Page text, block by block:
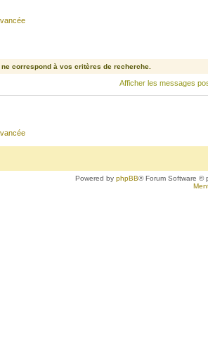
correspond à vos critères de recherche.
Afficher les messages
Powered byphpBB® Forum Software ©